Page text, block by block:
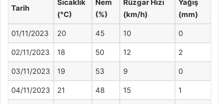
Tarih
Sıcaklık
(°C)
Nem
(%)
Rüzgar Hızı
(km/h)
Yağış
(mm)
01/11/2023 20 45 10 0
02/11/2023 18 50 12 2
03/11/2023 19 53 9 0
04/11/2023 21 48 15 1